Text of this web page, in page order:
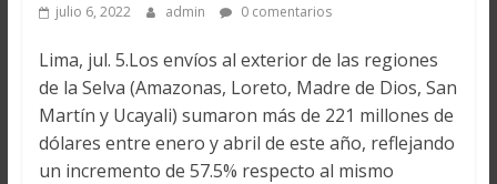
julio 6, 2022 admin 0 comentarios
Lima, jul. 5.Los envíos al exterior de las regiones
de la Selva (Amazonas, Loreto, Madre de Dios, San
Martín y Ucayali) sumaron más de 221 millones de
dólares entre enero y abril de este año, reflejando
un incremento de 57.5% respecto al mismo